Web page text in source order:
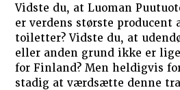
Vidste du, at Luoman
er verdens største producent
toiletter? Vidste du, at
eller anden grund ikke er
for Finland? Men heldigvis
stadig at værdsætte denne